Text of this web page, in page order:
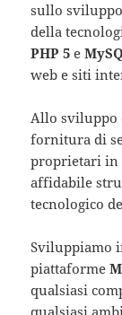
sullo
della
PHP 5 e
web e siti
Allo sviluppo
fornitura di
proprietari in
affidabile
tecnologico
Sviluppiamo
piattaforme
qualsiasi